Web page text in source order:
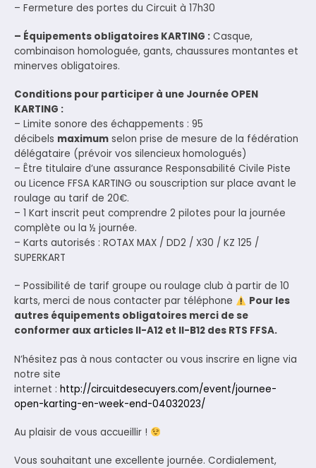
– Fermeture des portes du Circuit à 17h30
– Équipements obligatoires KARTING : Casque,
combinaison homologuée, gants, chaussures montantes et
minerves obligatoires.
Conditions pour participer à une Journée OPEN
KARTING :
– Limite sonore des échappements : 95
décibels maximum selon prise de mesure de la fédération
délégataire (prévoir vos silencieux homologués)
– Être titulaire d’une assurance Responsabilité Civile Piste
ou Licence FFSA KARTING ou souscription sur place avant le
roulage au tarif de 20€.
– 1 Kart inscrit peut comprendre 2 pilotes pour la journée
complète ou la ½ journée.
– Karts autorisés : ROTAX MAX / DD2 / X30 / KZ 125 /
SUPERKART
– Possibilité de tarif groupe ou roulage club à partir de 10
karts, merci de nous contacter par téléphone
Pour les
autres équipements obligatoires merci de se
conformer aux articles II-A12 et II-B12 des RTS FFSA.
N’hésitez pas à nous contacter ou vous inscrire en ligne via
notre site
internet : http://circuitdesecuyers.com/event/journee-
open-karting-en-week-end-04032023/
Au plaisir de vous accueillir !
Vous souhaitant une excellente journée. Cordialement,